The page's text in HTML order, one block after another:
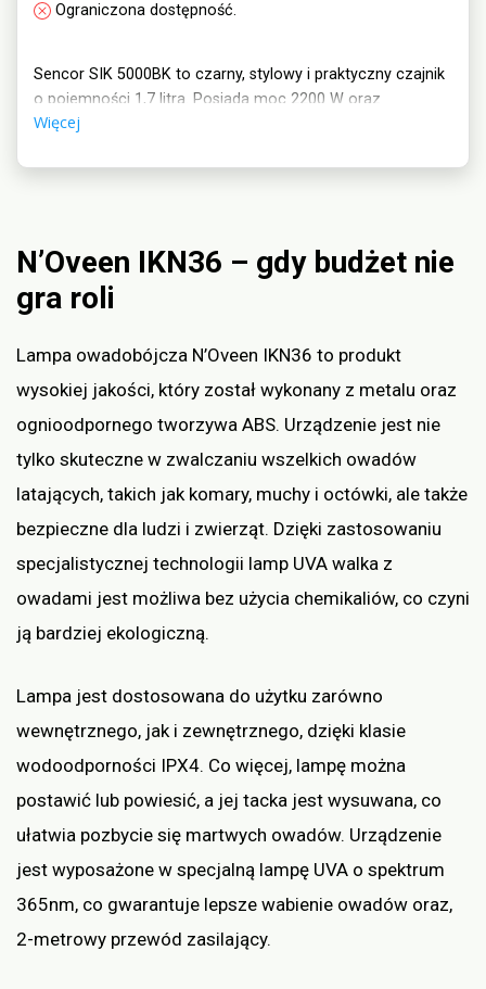
Ograniczona dostępność.
Sencor SIK 5000BK to czarny, stylowy i praktyczny czajnik
o pojemności 1,7 litra. Posiada moc 2200 W oraz
automatyczne wyłączanie po zagotowaniu wody, co
Więcej
N’Oveen IKN36 – gdy budżet nie
gra roli
Lampa owadobójcza N’Oveen IKN36 to produkt
wysokiej jakości, który został wykonany z metalu oraz
ognioodpornego tworzywa ABS. Urządzenie jest nie
tylko skuteczne w zwalczaniu wszelkich owadów
latających, takich jak komary, muchy i octówki, ale także
bezpieczne dla ludzi i zwierząt. Dzięki zastosowaniu
specjalistycznej technologii lamp UVA walka z
owadami jest możliwa bez użycia chemikaliów, co czyni
ją bardziej ekologiczną.
Lampa jest dostosowana do użytku zarówno
wewnętrznego, jak i zewnętrznego, dzięki klasie
wodoodporności IPX4. Co więcej, lampę można
postawić lub powiesić, a jej tacka jest wysuwana, co
ułatwia pozbycie się martwych owadów. Urządzenie
jest wyposażone w specjalną lampę UVA o spektrum
365nm, co gwarantuje lepsze wabienie owadów oraz,
2-metrowy przewód zasilający.